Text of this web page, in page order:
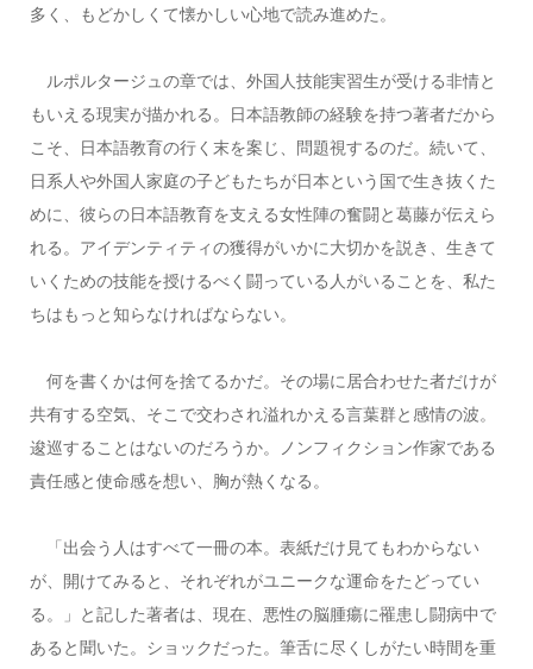
多く、もどかしくて懐かしい心地で読み進めた。
ルポルタージュの章では、外国人技能実習生が受ける非情と
もいえる現実が描かれる。日本語教師の経験を持つ著者だから
こそ、日本語教育の行く末を案じ、問題視するのだ。続いて、
日系人や外国人家庭の子どもたちが日本という国で生き抜くた
めに、彼らの日本語教育を支える女性陣の奮闘と葛藤が伝えら
れる。アイデンティティの獲得がいかに大切かを説き、生きて
いくための技能を授けるべく闘っている人がいることを、私た
ちはもっと知らなければならない。
何を書くかは何を捨てるかだ。その場に居合わせた者だけが
共有する空気、そこで交わされ溢れかえる言葉群と感情の波。
逡巡することはないのだろうか。ノンフィクション作家である
責任感と使命感を想い、胸が熱くなる。
「出会う人はすべて一冊の本。表紙だけ見てもわからない
が、開けてみると、それぞれがユニークな運命をたどってい
る。」と記した著者は、現在、悪性の脳腫瘍に罹患し闘病中で
あると聞いた。ショックだった。筆舌に尽くしがたい時間を重